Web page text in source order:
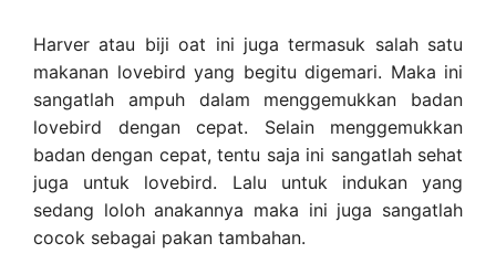
Harver atau biji oat ini juga termasuk salah satu
makanan lovebird yang begitu digemari. Maka ini
sangatlah ampuh dalam menggemukkan badan
lovebird dengan cepat. Selain menggemukkan
badan dengan cepat, tentu saja ini sangatlah sehat
juga untuk lovebird. Lalu untuk indukan yang
sedang loloh anakannya maka ini juga sangatlah
cocok sebagai pakan tambahan.